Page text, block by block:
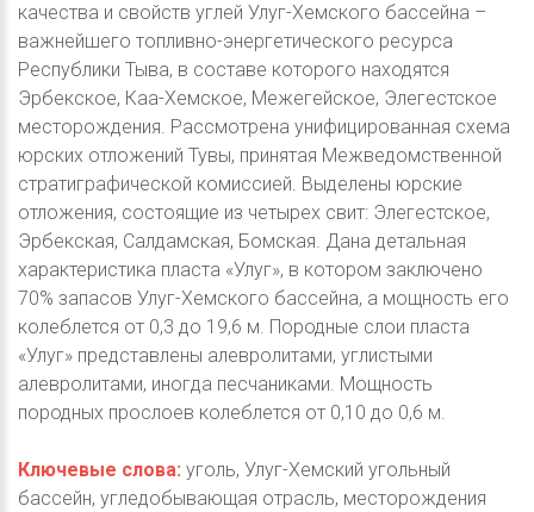
качества и свойств углей Улуг-Хемского бассейна –
важнейшего топливно-энергетического ресурса
Республики Тыва, в составе которого находятся
Эрбекское, Каа-Хемское, Межегейское, Элегестское
месторождения. Рассмотрена унифицированная схема
юрских отложений Тувы, принятая Межведомственной
стратиграфической комиссией. Выделены юрские
отложения, состоящие из четырех свит: Элегестское,
Эрбекская, Салдамская, Бомская. Дана детальная
характеристика пласта «Улуг», в котором заключено
70% запасов Улуг-Хемского бассейна, а мощность его
колеблется от 0,3 до 19,6 м. Породные слои пласта
«Улуг» представлены алевролитами, углистыми
алевролитами, иногда песчаниками. Мощность
породных прослоев колеблется от 0,10 до 0,6 м.
Ключевые слова: уголь, Улуг-Хемский угольный
бассейн, угледобывающая отрасль, месторождения